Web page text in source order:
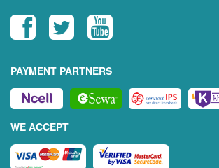
PAYMENT PARTNERS
WE ACCEPT